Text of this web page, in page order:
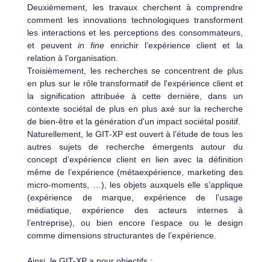
Deuxièmement, les travaux cherchent à comprendre
comment les innovations technologiques transforment
les interactions et les perceptions des consommateurs,
et peuvent in fine enrichir l’expérience client et la
relation à l’organisation.
Troisièmement, les recherches se concentrent de plus
en plus sur le rôle transformatif de l'expérience client et
la signification attribuée à cette dernière, dans un
contexte sociétal de plus en plus axé sur la recherche
de bien-être et la génération d'un impact sociétal positif.
Naturellement, le GIT-XP est ouvert à l’étude de tous les
autres sujets de recherche émergents autour du
concept d’expérience client en lien avec la définition
même de l’expérience (métaexpérience, marketing des
micro-moments, …), les objets auxquels elle s’applique
(expérience de marque, expérience de l’usage
médiatique, expérience des acteurs internes à
l’entreprise), ou bien encore l’espace ou le design
comme dimensions structurantes de l’expérience.